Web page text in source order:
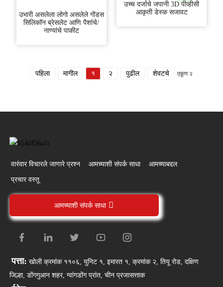
उभारी असलेला लोगो असलेले गोंडस
सिलिकॉन ब्रेसलेट आणि पैशांचे/
नाण्यांचे पाकीट
उच्च दर्जाचे जपानी 3D पीव्हीसी
आकृती डेस्क सजावट
पहिला मागील १ २ पुढील शेवटचे एकूण २
वारंवार विचारले जाणारे प्रश्न आमच्याशी संपर्क साधा आमच्याबद्दल
प्रचार वस्तू
आमच्याशी संपर्क साधा
पत्ता: खोली क्रमांक ११०६, युनिट १, इमारत १, क्रमांक २, तियू रोड, दक्षिण
जिल्हा, डोंगगुआन शहर, ग्वांगडोंग प्रांत, चीन प्रजासत्ताक